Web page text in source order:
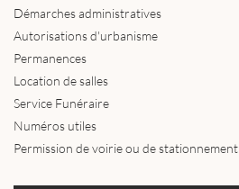
Démarches administratives
Autorisations d'urbanisme
Permanences
Location de salles
Service Funéraire
Numéros utiles
Permission de voirie ou de stationnement